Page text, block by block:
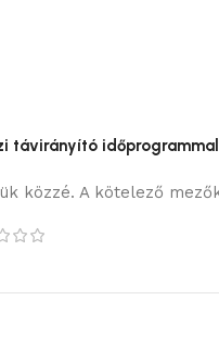
távirányító
közzé. A kötelező